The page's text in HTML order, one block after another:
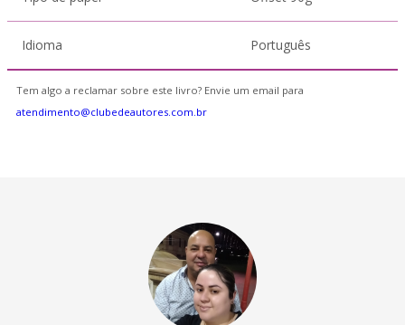
Idioma Português
Tem algo a reclamar sobre este livro? Envie um email para
atendimento@clubedeautores.com.br